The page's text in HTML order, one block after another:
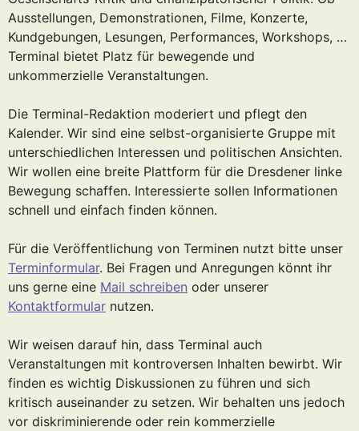
Ausstellungen, Demonstrationen, Filme, Konzerte,
Kundgebungen, Lesungen, Performances, Workshops, …
Terminal bietet Platz für bewegende und
unkommerzielle Veranstaltungen.
Die Terminal-Redaktion moderiert und pflegt den
Kalender. Wir sind eine selbst-organisierte Gruppe mit
unterschiedlichen Interessen und politischen Ansichten.
Wir wollen eine breite Plattform für die Dresdener linke
Bewegung schaffen. Interessierte sollen Informationen
schnell und einfach finden können.
Für die Veröffentlichung von Terminen nutzt bitte unser
Terminformular. Bei Fragen und Anregungen könnt ihr
uns gerne eine Mail schreiben oder unserer
Kontaktformular nutzen.
Wir weisen darauf hin, dass Terminal auch
Veranstaltungen mit kontroversen Inhalten bewirbt. Wir
finden es wichtig Diskussionen zu führen und sich
kritisch auseinander zu setzen. Wir behalten uns jedoch
vor diskriminierende oder rein kommerzielle